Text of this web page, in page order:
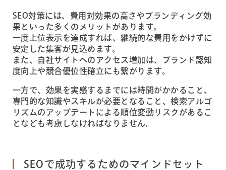
SEO対策には、費用対効果の高さやブランディング効
果といった多くのメリットがあります。
一度上位表示を達成すれば、継続的な費用をかけずに
安定した集客が見込めます。
また、自社サイトへのアクセス増加は、ブランド認知
度向上や競合優位性確立にも繋がります。
一方で、効果を実感するまでには時間がかかること、
専門的な知識やスキルが必要となること、検索アルゴ
リズムのアップデートによる順位変動リスクがあるこ
となども考慮しなければなりません。
SEOで成功するためのマインドセット